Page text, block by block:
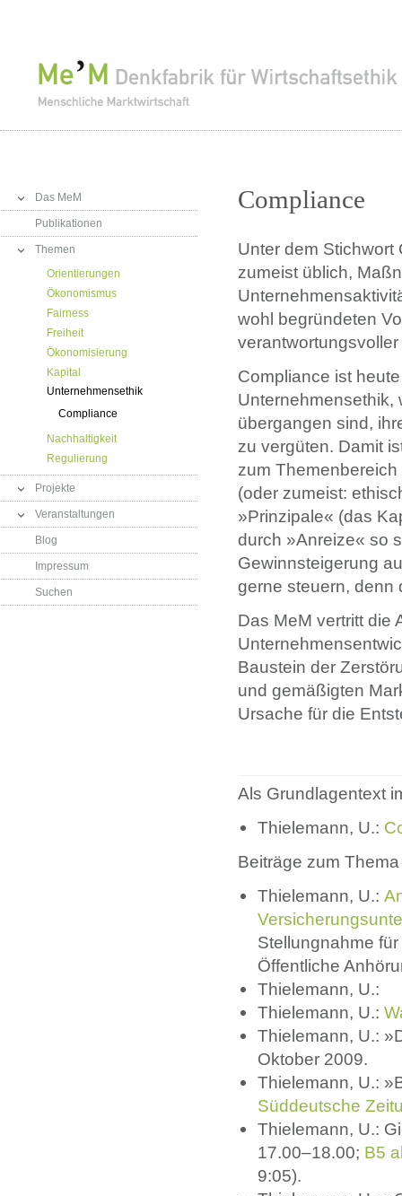
Compliance
Unter dem Stichwort
zumeist üblich,
wohl begründeten
Compliance ist
Unternehmensethik,
übergangen sind,
zu vergüten. Damit
zum Themenbereich
(oder zumeist:
»Prinzipale« (das
durch »Anreize« so
Gewinnsteigerung
gerne steuern, denn
Das MeM vertritt die
Baustein der
und gemäßigten
Ursache für die
Als Grundlagentext
Thielemann, U.:
Beiträge zum
Thielemann, U.:
Stellungnahme
Öffentliche
Thielemann, U.:
Thielemann, U.:
Thielemann, U.:
Oktober 2009.
Thielemann, U.:
Süddeutsche
Thielemann, U.:
17.00–18.00; B5
9:05).
Das MeM
Publikationen
Themen
Orientierungen
Ökonomismus
Fairness
Freiheit
Ökonomisierung
Kapital
Unternehmensethik
Compliance
Nachhaltigkeit
Regulierung
Projekte
Veranstaltungen
Blog
Impressum
Suchen